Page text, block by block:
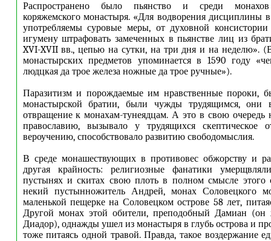
Распространено было пьянство и среди монахов
коряжемского монастыря. «Для водворения дисциплины
употребляемы суровые меры, от духовной
игумену штрафовать замеченных в пьянстве лиц из
XVI-XVII вв., цепью на сутки, на три дня и на неделю».
монастырских предметов упоминается в 1590 году
людцкая да трое железа ножные да трое ручные»).
Паразитизм и порождаемые им нравственные пороки,
монастырской братии, были чужды трудящимся, они
отвращение к монахам-тунеядцам. А это в свою очередь
православию, вызывало у трудящихся скептическое
вероучению, способствовало развитию свободомыслия.
В среде монашествующих в противовес обжорству и
другая крайность: религиозные фанатики
пустынях и скитах свою плоть в полном смысле этого
некий пустынножитель Андрей, монах Соловецкого
маленькой пещерке на Соловецком острове 58 лет,
Другой монах этой обители, преподобный Дамиан (он
Диадор), однажды ушел из монастыря в глубь острова и
тоже питаясь одной травой. Правда, такое воздержание